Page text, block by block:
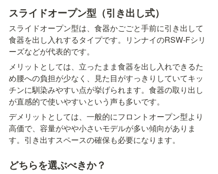
スライドオープン型（引き出し式）
スライドオープン型は、食器かごごと手前に引き出して
食器を出し入れするタイプです。リンナイのRSW-Fシリ
ーズなどが代表的です。
メリットとしては、立ったまま食器を出し入れできるた
め腰への負担が少なく、見た目がすっきりしていてキッ
チンに馴染みやすい点が挙げられます。食器の取り出し
が直感的で使いやすいという声も多いです。
デメリットとしては、一般的にフロントオープン型より
高価で、容量がやや小さいモデルが多い傾向がありま
す。引き出すスペースの確保も必要になります。
どちらを選ぶべきか？